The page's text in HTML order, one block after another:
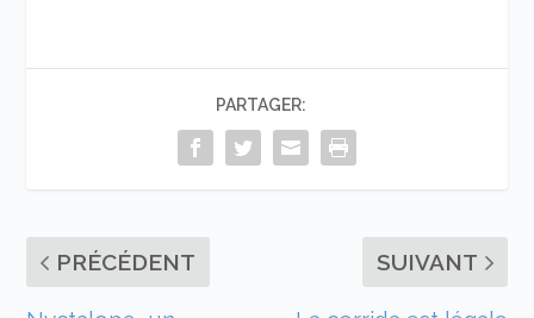
PARTAGER:
PRÉCÉDENT SUIVANT